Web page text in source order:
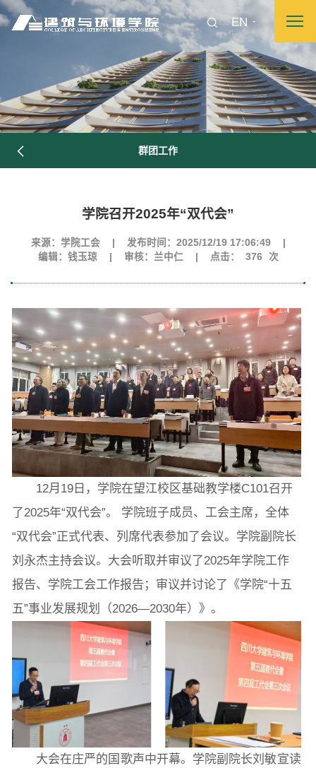
EN
图片新闻
院长致词 现任领导 各系介绍
院党委 院行政 院工会 教授委员会
教学科研岗 行政管理岗 教学思政岗
本科教育 研究生教育
科研概况 科研平台 科研办事流程
群团工作
学院召开2025年“双代会”
来源：学院工会 发布时间：2025/12/19 17:06:49
编辑：钱玉琼
审核：兰中仁 点击： 376 次
12月19日，学院在望江校区基础教学楼C101召开
了2025年“双代会”。 学院班子成员、工会主席，全体
“双代会”正式代表、列席代表参加了会议。学院副院长
刘永杰主持会议。大会听取并审议了2025年学院工作
报告、学院工会工作报告；审议并讨论了《学院“十五
五”事业发展规划（2026—2030年）》。
大会在庄严的国歌声中开幕。学院副院长刘敏宣读